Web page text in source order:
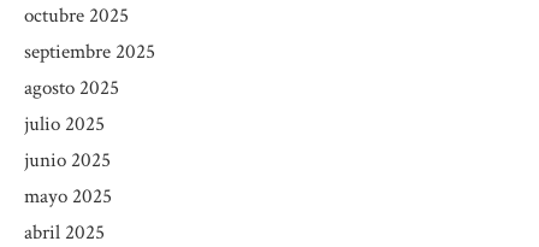
octubre 2025
septiembre 2025
agosto 2025
julio 2025
junio 2025
mayo 2025
abril 2025